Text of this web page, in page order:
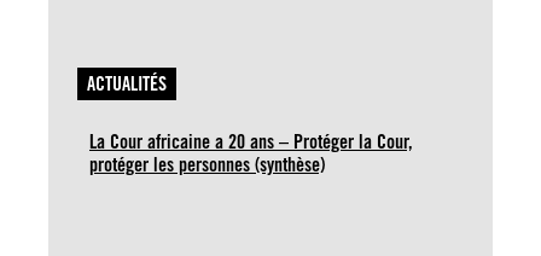
ACTUALITÉS
La Cour africaine a 20 ans – Protéger la Cour,
protéger les personnes (synthèse)